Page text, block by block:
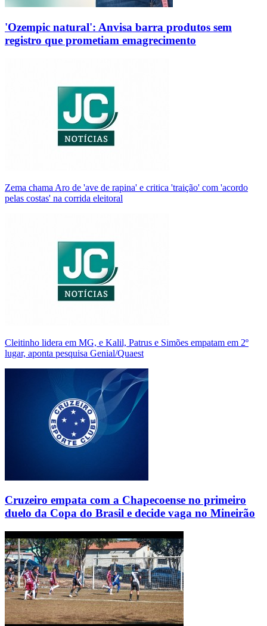
'Ozempic natural': Anvisa barra produtos sem
registro que prometiam emagrecimento
Zema chama Aro de 'ave de rapina' e critica 'traição' com 'acordo
pelas costas' na corrida eleitoral
Cleitinho lidera em MG, e Kalil, Patrus e Simões empatam em 2º
lugar, aponta pesquisa Genial/Quaest
Cruzeiro empata com a Chapecoense no primeiro
duelo da Copa do Brasil e decide vaga no Mineirão